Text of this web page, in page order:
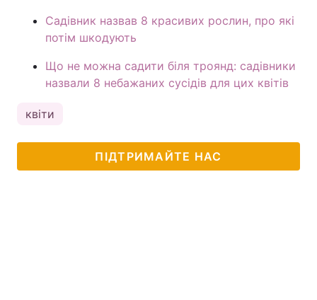
Садівник назвав 8 красивих рослин, про які
потім шкодують
Що не можна садити біля троянд: садівники
назвали 8 небажаних сусідів для цих квітів
квіти
ПІДТРИМАЙТЕ НАС